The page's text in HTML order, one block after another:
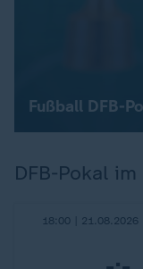
Fußball DFB-
DFB-Pokal
18:00 | 21.08.2026